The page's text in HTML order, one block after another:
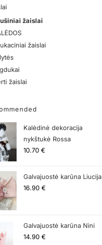
žaislai
žaislai
žaislai
Kalėdinė dekoracija
nykštukė Rossa
10.70€
Galvajuostė karūna Liucija
16.90€
Galvajuostė karūna Nini
14.90€